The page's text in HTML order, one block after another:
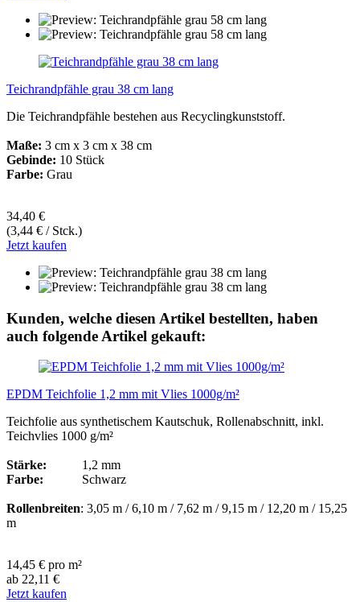
Teichrandpfähle grau 38 cm lang
Die Teichrandpfähle bestehen aus Recyclingkunststoff.
Maße: 3 cm x 3 cm x 38 cm
Gebinde: 10 Stück
Farbe: Grau
34,40 €
(3,44 € / Stck.)
Jetzt kaufen
Kunden, welche diesen Artikel bestellten, haben
auch folgende Artikel gekauft:
EPDM Teichfolie 1,2 mm mit Vlies 1000g/m²
Teichfolie aus synthetischem Kautschuk, Rollenabschnitt, inkl.
Teichvlies 1000 g/m²
Stärke: 1,2 mm
Farbe:
Schwarz
Rollenbreiten: 3,05 m / 6,10 m / 7,62 m / 9,15 m / 12,20 m / 15,25
m
14,45 € pro m²
ab 22,11 €
Jetzt kaufen